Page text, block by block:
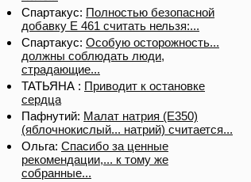
Спартакус: Полностью безопасной
добавку Е 461 считать нельзя:...
Спартакус: Особую осторожность...
должны соблюдать люди,
страдающие...
ТАТЬЯНА : Приводит к остановке
сердца
Пафнутий: Малат натрия (E350)
(яблочнокислый... натрий) считается...
Ольга: Спасибо за ценные
рекомендации,... к тому же
собранные...